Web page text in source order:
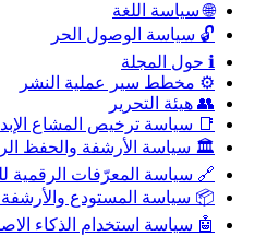
🌐 سياسة اللغة
🔓 سياسة الوصول الحر
ℹ️ حول المجلة
⚙️ مخطط سير عملية النشر
👥 هيئة التحرير
📑 سياسة ترخيص المشاع
🏛️ سياسة الأرشفة والحفظ
🔗 سياسة المعرّفات الرقمية
📦 سياسة المستودع والأرشفة
🤖 سياسة استخدام الذكاء